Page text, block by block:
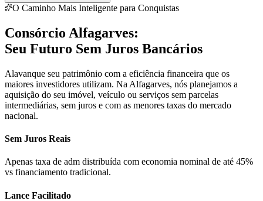
O Caminho Mais Inteligente para Conquistas
Consórcio Alfagarves:
Seu Futuro Sem Juros Bancários
Alavanque seu patrimônio com a eficiência financeira que os
maiores investidores utilizam. Na Alfagarves, nós planejamos a
aquisição do seu imóvel, veículo ou serviços sem parcelas
intermediárias, sem juros e com as menores taxas do mercado
nacional.
Sem Juros Reais
Apenas taxa de adm distribuída com economia nominal de até 45%
vs financiamento tradicional.
Lance Facilitado